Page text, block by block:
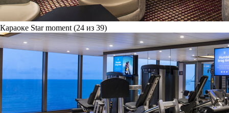
Караоке Star moment (24 из 39)